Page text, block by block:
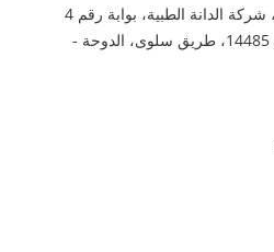
ديرما لمستحضرات التجميل، شركة الدانة الطبية، بوابة رقم 4
مجمع ناصر بن خالد، ص.ب: 14485، طريق سلوى، الدوحة -